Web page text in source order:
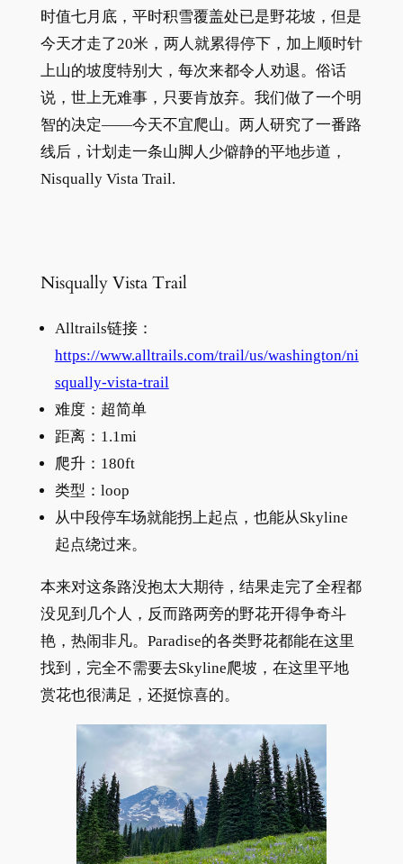
时值七月底，平时积雪覆盖处已是野花坡，但是
今天才走了20米，两人就累得停下，加上顺时针
上山的坡度特别大，每次来都令人劝退。俗话
说，世上无难事，只要肯放弃。我们做了一个明
智的决定——今天不宜爬山。两人研究了一番路
线后，计划走一条山脚人少僻静的平地步道，
Nisqually Vista Trail.
Nisqually Vista Trail
Alltrails链接：
https://www.alltrails.com/trail/us/washington/ni
squally-vista-trail
难度：超简单
距离：1.1mi
爬升：180ft
类型：loop
从中段停车场就能拐上起点，也能从Skyline
起点绕过来。
本来对这条路没抱太大期待，结果走完了全程都
没见到几个人，反而路两旁的野花开得争奇斗
艳，热闹非凡。Paradise的各类野花都能在这里
找到，完全不需要去Skyline爬坡，在这里平地
赏花也很满足，还挺惊喜的。